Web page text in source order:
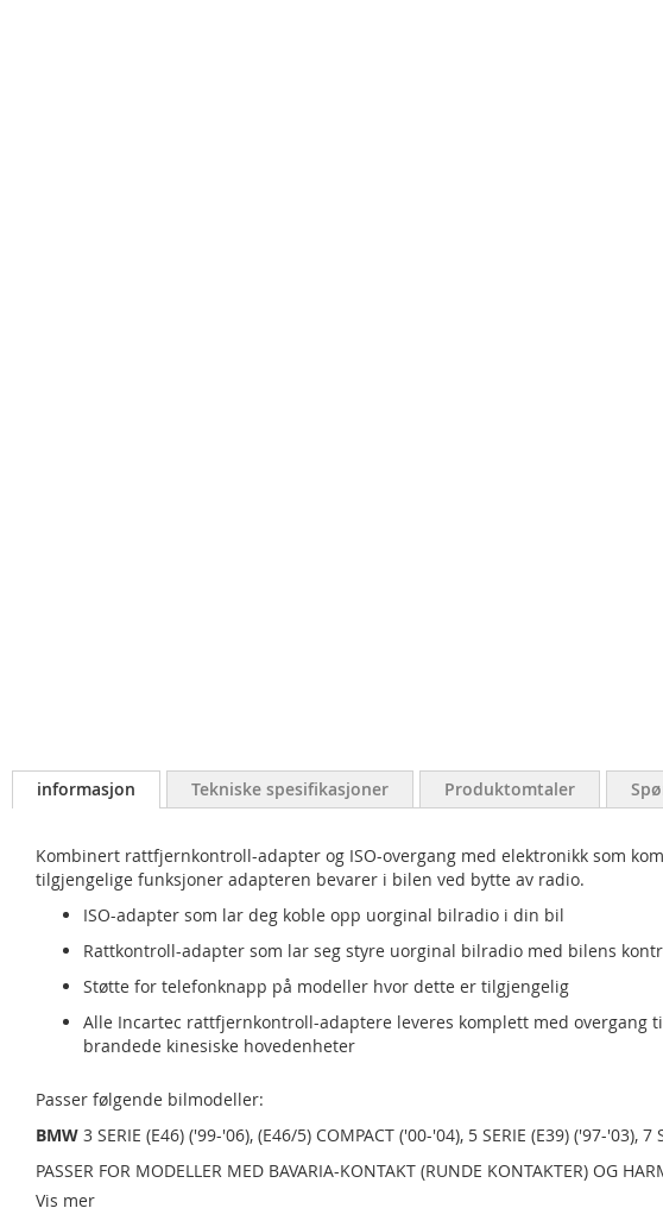
informasjon
Kombinert rattfjernkontroll-adapter og ISO-overgang med elektronikk som
tilgjengelige funksjoner adapteren bevarer i bilen ved bytte av radio.
ISO-adapter som lar deg koble opp uorginal bilradio i din bil
Rattkontroll-adapter som lar seg styre uorginal bilradio med bilens
Støtte for telefonknapp på modeller hvor dette er tilgjengelig
Alle Incartec rattfjernkontroll-adaptere leveres komplett med overgang
brandede kinesiske hovedenheter
Passer følgende bilmodeller:
BMW 3 SERIE (E46) ('99-'06), (E46/5) COMPACT ('00-'04), 5 SERIE (E39) ('97-'03), 7
PASSER FOR MODELLER MED BAVARIA-KONTAKT (RUNDE KONTAKTER) OG
Vis mer
Tekniske spesifikasjoner Produktomtaler